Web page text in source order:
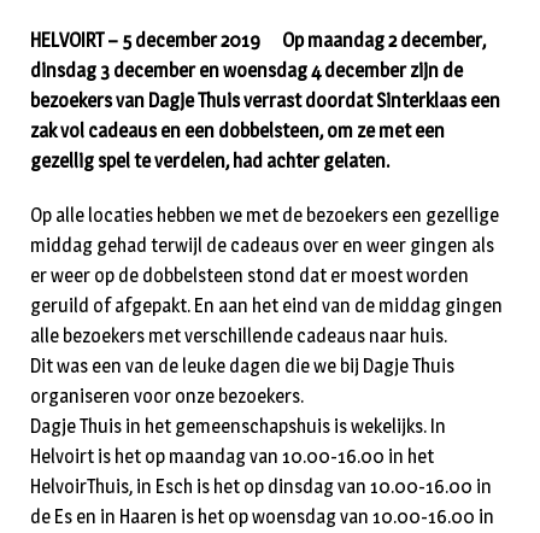
HELVOIRT – 5 december 2019 Op maandag 2 december,
dinsdag 3 december en woensdag 4 december zijn de
bezoekers van Dagje Thuis verrast doordat Sinterklaas een
zak vol cadeaus en een dobbelsteen, om ze met een
gezellig spel te verdelen, had achter gelaten.
Op alle locaties hebben we met de bezoekers een gezellige
middag gehad terwijl de cadeaus over en weer gingen als
er weer op de dobbelsteen stond dat er moest worden
geruild of afgepakt. En aan het eind van de middag gingen
alle bezoekers met verschillende cadeaus naar huis.
Dit was een van de leuke dagen die we bij Dagje Thuis
organiseren voor onze bezoekers.
Dagje Thuis in het gemeenschapshuis is wekelijks. In
Helvoirt is het op maandag van 10.00-16.00 in het
HelvoirThuis, in Esch is het op dinsdag van 10.00-16.00 in
de Es en in Haaren is het op woensdag van 10.00-16.00 in